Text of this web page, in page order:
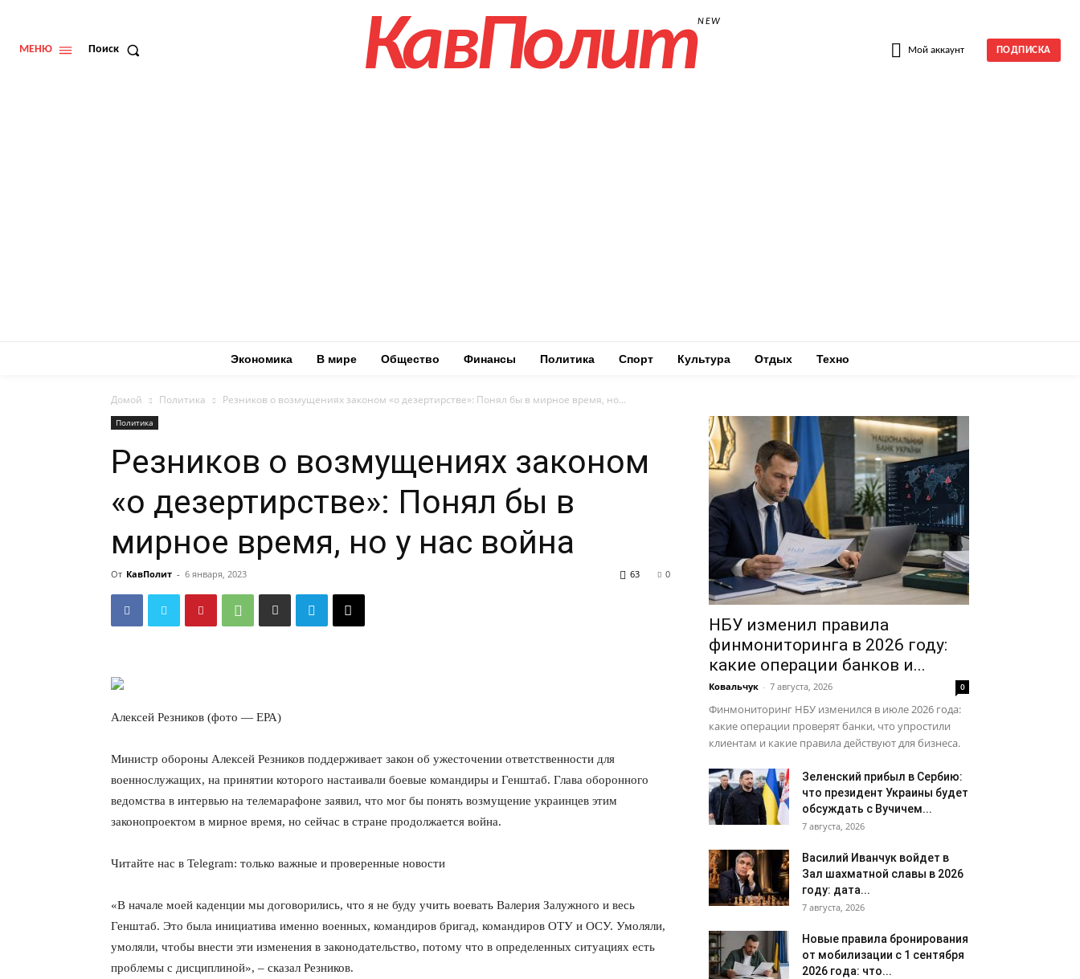
МЕНЮ Поиск КавПолитNEW
Мой аккаунт ПОДПИСКА
Экономика В мире Общество Финансы Политика Спорт Культура Отдых Техно
Домой Политика Резников о возмущениях законом «о дезертирстве»: Понял бы в мирное время, но...
Политика
Резников о возмущениях законом
«о дезертирстве»: Понял бы в
мирное время, но у нас война
От КавПолит - 6 января, 2023 0
63
Алексей Резников (фото — ЕРА)
Министр обороны Алексей Резников поддерживает закон об ужесточении ответственности для
военнослужащих, на принятии которого настаивали боевые командиры и Генштаб. Глава оборонного
ведомства в интервью на телемарафоне заявил, что мог бы понять возмущение украинцев этим
законопроектом в мирное время, но сейчас в стране продолжается война.
Читайте нас в Telegram: только важные и проверенные новости
«В начале моей каденции мы договорились, что я не буду учить воевать Валерия Залужного и весь
Генштаб. Это была инициатива именно военных, командиров бригад, командиров ОТУ и ОСУ. Умоляли,
умоляли, чтобы внести эти изменения в законодательство, потому что в определенных ситуациях есть
проблемы с дисциплиной», – сказал Резников.
НБУ изменил правила
финмониторинга в 2026 году:
какие операции банков и...
Ковальчук - 7 августа, 2026 0
Финмониторинг НБУ изменился в июле 2026 года:
какие операции проверят банки, что упростили
клиентам и какие правила действуют для бизнеса.
Зеленский прибыл в Сербию:
что президент Украины будет
обсуждать с Вучичем...
7 августа, 2026
Василий Иванчук войдет в
Зал шахматной славы в 2026
году: дата...
7 августа, 2026
Новые правила бронирования
от мобилизации с 1 сентября
2026 года: что...